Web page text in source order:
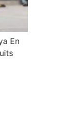
En